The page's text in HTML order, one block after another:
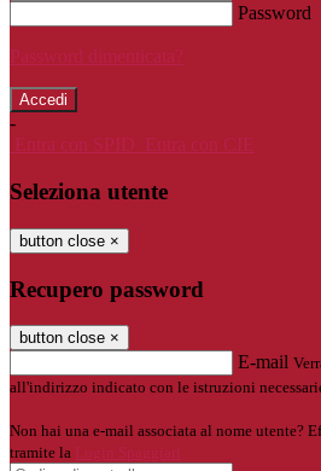
Password
Password dimenticata?
-
Entra con SPID
Entra con CIE
Seleziona utente
button close ×
Recupero password
button close ×
E-mail
all'indirizzo indicato con le istruzioni
Non hai una e-mail associata al nome utente?
tramite la
Login Spaggiari